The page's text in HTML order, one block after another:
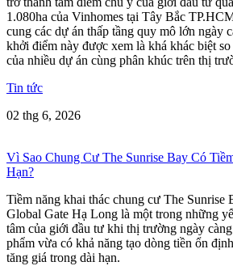
1.080ha của Vinhomes tại Tây Bắc
cung các dự án thấp tầng quy mô lớn ngày
khởi điểm này được xem là khá khác biệt
của nhiều dự án cùng phân khúc trên thị
Tin tức
02 thg 6, 2026
Vì Sao Chung Cư The Sunrise Bay Có
Hạn?
Tiềm năng khai thác chung cư The Sunrise
Global Gate Hạ Long là một trong những
tâm của giới đầu tư khi thị trường ngày
phẩm vừa có khả năng tạo dòng tiền ổn
tăng giá trong dài hạn.